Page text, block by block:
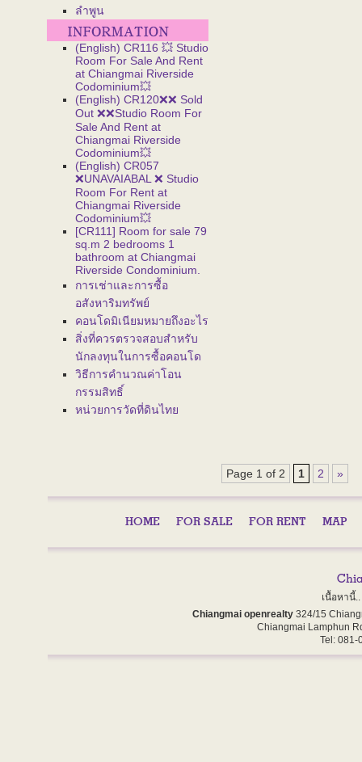
ลำพูน
(English) CR116 💥 Studio
Room For Sale And Rent
at Chiangmai Riverside
Codominium💥
(English) CR120❌❌ Sold
Out ❌❌Studio Room For
Sale And Rent at
Chiangmai Riverside
Codominium💥
(English) CR057
❌UNAVAIABAL ❌ Studio
Room For Rent at
Chiangmai Riverside
Codominium💥
[CR111] Room for sale 79
sq.m 2 bedrooms 1
bathroom at Chiangmai
Riverside Condominium.
การเช่าและการซื้อ
อสังหาริมทรัพย์
คอนโดมิเนียมหมายถึงอะไร
สิ่งที่ควรตรวจสอบสำหรับ
นักลงทุนในการซื้อคอนโด
วิธีการคำนวณค่าโอน
กรรมสิทธิ์
หน่วยการวัดที่ดินไทย
Page 1 of 2 1 2 »
HOME FOR SALE FOR RENT MAP
เนื้อหานี้
Chiangmai openrealty 324/15
Chiangmai Lamphun
Tel: